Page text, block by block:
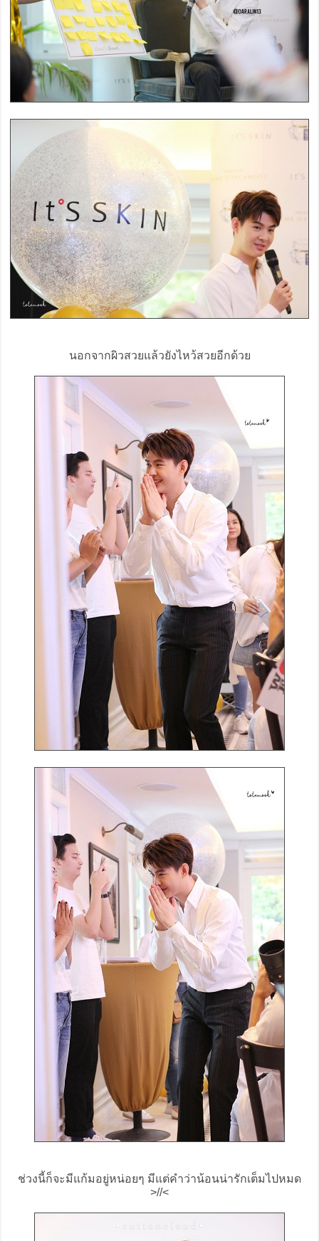
นอกจากผิวสวยแล้วยังไหว้สวยอีกด้วย
ช่วงนี้ก็จะมีแก้มอยู่หน่อยๆ มีแต่คำว่าน้อนน่ารักเต็มไปหมด
>//<